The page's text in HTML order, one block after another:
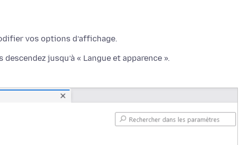
vos options d’affichage.
descendez jusqu’à « Langue et apparence ».